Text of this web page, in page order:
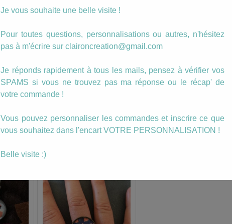
vous ferai un devis) !
Les badges existent en 38 mm ou en 56 mm de
diamètre.
(Possibilité aussi en magnet)
Je vous souhaite une belle visite !
Pour toutes questions, personnalisations ou autres, n'hésitez
pas à m'écrire sur claironcreation@gmail.com
Je réponds rapidement à tous les mails, pensez à vérifier vos
SPAMS si vous ne trouvez pas ma réponse ou le récap' de
votre commande !
Vous pouvez personnaliser les commandes et inscrire ce que
vous souhaitez dans l'encart VOTRE PERSONNALISATION !
Belle visite :)